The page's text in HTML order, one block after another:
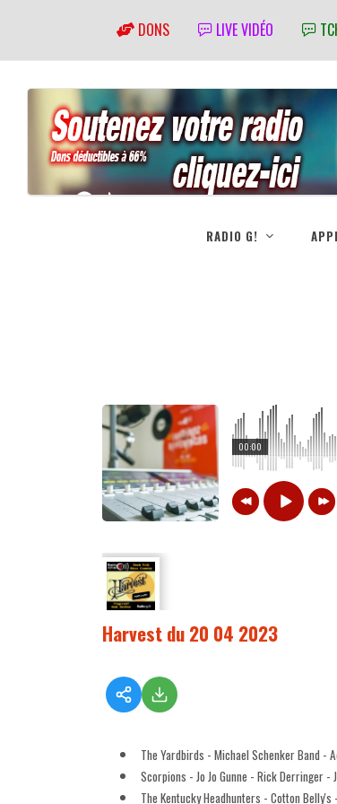
DONS LIVE VIDÉO
RADIO G!
00:00
Harvest du 20 04 2023
The Yardbirds - Michael Schenker Band -
Scorpions - Jo Jo Gunne - Rick Derringer -
The Kentucky Headhunters - Cotton